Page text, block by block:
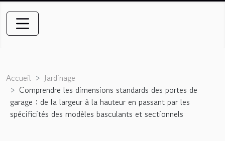
Accueil
Jardinage
Comprendre les dimensions standards des portes de
garage : de la largeur à la hauteur en passant par les
spécificités des modèles basculants et sectionnels